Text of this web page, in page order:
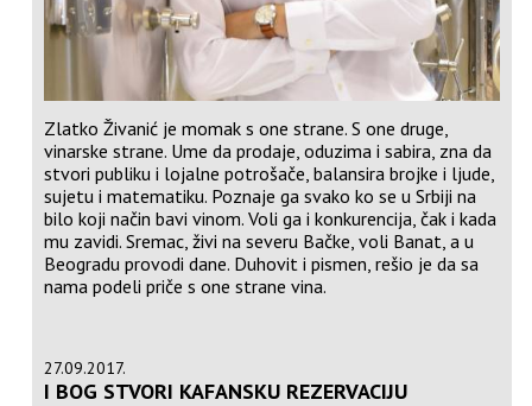
Zlatko Živanić je momak s one strane. S one druge,
vinarske strane. Ume da prodaje, oduzima i sabira, zna da
stvori publiku i lojalne potrošače, balansira brojke i ljude,
sujetu i matematiku. Poznaje ga svako ko se u Srbiji na
bilo koji način bavi vinom. Voli ga i konkurencija, čak i kada
mu zavidi. Sremac, živi na severu Bačke, voli Banat, a u
Beogradu provodi dane. Duhovit i pismen, rešio je da sa
nama podeli priče s one strane vina.
27.09.2017.
I BOG STVORI KAFANSKU REZERVACIJU